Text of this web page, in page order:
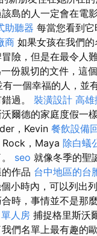
島的人一定會在電
助聽器 每當您看到
商 如果女孩在我們
險，但是在最令人
份親切的文件，這
一個幸福的人，並
過。 裝潢設計 高雄
爾德的家庭度假一
，Kevin 餐飲設備
Rock，Maya 除白蟻
seo 就像冬季的聖
作品 台中地區的台
小時內，可以列出
時，事情並不是那
人房 捕捉格里斯沃
們名單上最有趣的